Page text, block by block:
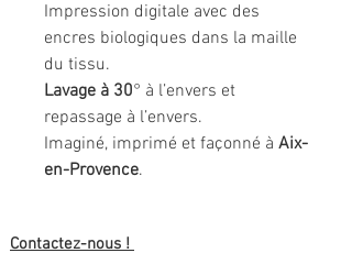
Impression digitale avec des
encres biologiques dans la maille
du tissu.
Lavage à 30° à l’envers et
repassage à l’envers.
Imaginé, imprimé et façonné à Aix-
en-Provence.
Contactez-nous !